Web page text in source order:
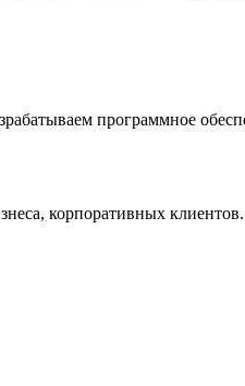
программное
корпоративных клиентов.